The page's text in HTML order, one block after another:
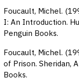
Foucault, Michel.
I: An Introduction.
Penguin Books.
Foucault, Michel.
of Prison. Sheridan,
Books.